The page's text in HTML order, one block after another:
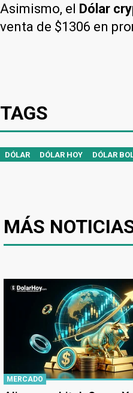
Asimismo, el Dólar
venta de $1306 en
TAGS
DÓLAR DÓLAR HOY DÓLAR
MÁS
MERCADO